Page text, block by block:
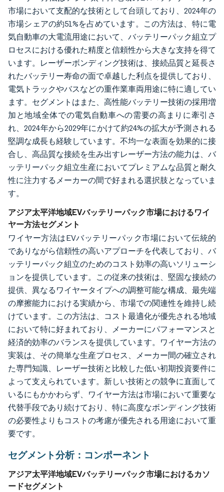
市場において支配的な技術として台頭しており、2024年の
市場シェアの約51%を占めています。この方法は、特に電
気自動車の大電流用途において、バッテリーパック組立プ
ロセスにおける優れた精度と信頼性から大きな支持を得て
います。レーザーボンディング技術は、接続品質と延長さ
れたバッテリー寿命の面で卓越した利点を提供しており、
電気トラックやバスなどの重作業車両用途に特に適してい
ます。セグメントはまた、高性能バッテリー技術の採用増
加と地域全体での電気自動車への需要の高まりに牽引さ
れ、2024年から2029年にかけて約24%の拡大が予測される
堅調な成長も経験しています。不均一な表面を効果的に接
合し、高品質な接続を生み出すレーザー方法の能力は、バ
ッテリーパック組立生産においてプレミアムな品質と耐久
性に注力するメーカーの間で好まれる選択肢となっていま
す。
アジア太平洋地域EVバッテリーパック市場におけるワイ
ヤー方法セグメント
ワイヤー方法はEVバッテリーパック市場において伝統的
でありながら信頼性の高いアプローチを代表しており、バ
ッテリーパック組立のためのコスト効率の高いソリューシ
ョンを提供しています。この従来の技術は、堅固な接続の
提供、異なるワイヤータイプへの調整可能な構成、最先端
の摩擦能力における実績から、市場での関連性を維持し続
けています。この方法は、コスト最適化が優先される地域
において特に好まれており、メーカーにパフォーマンスと
経済的効率のバランスを提供しています。ワイヤー方法の
実装は、その簡単な生産プロセス、メーカー間の確立され
た専門知識、レーザー技術と比較した低い初期投資要件に
よって支えられています。新しい技術との競争に直面して
いるにもかかわらず、ワイヤー方法は市場において重要な
代替手段であり続けており、特に高度なボンディング技術
の必要性よりもコストの考慮が優先される用途において重
要です。
セグメント分析：コンポーネント
アジア太平洋地域EVバッテリーパック市場におけるカソ
ードセグメント